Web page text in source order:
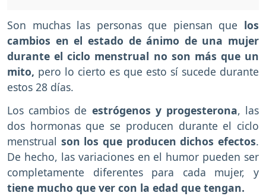
Son muchas las personas que piensan que los
cambios en el estado de ánimo de una mujer
durante el ciclo menstrual no son más que un
mito, pero lo cierto es que esto sí sucede durante
estos 28 días.
Los cambios de estrógenos y progesterona, las
dos hormonas que se producen durante el ciclo
menstrual son los que producen dichos efectos.
De hecho, las variaciones en el humor pueden ser
completamente diferentes para cada mujer, y
tiene mucho que ver con la edad que tengan.